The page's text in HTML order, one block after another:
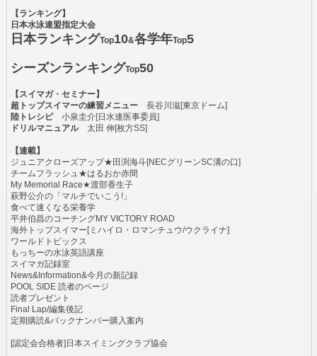
【ランキング】
日本水泳連盟指定大会
日本ランキングTop10&各学年Top5
シーズンランキングTop50
【スイマガ・セミナー】
超トップスイマーの練習メニュー長谷川滋[東京ドーム]
陸トレシピ小泉圭介[日水連医事委員]
ドリルマニュアル太田 伸[枚方SS]
【連載】
ジュニアクローズアップ★田渕海斗[NECグリーンSC溝の口]
チームフラッシュ★はるおか赤間
My Memorial Race★渡部香生子
萩野公介の「マルチでいこう!」
食べて速くなる栄養学
平井伯昌のコーチングMY VICTORY ROAD
海外トップスイマー[ミハイロ・ロマンチュウ/ウクライナ]
ワールドトピックス
もっちーの水泳英語講座
スイマガ記録室
News&Information&今月の新記録
POOL SIDE 読者のページ
読者プレゼント
Final Lap/編集後記
定期購読&バックナンバー購入案内
[認定会合格者]日本スイミングクラブ協会